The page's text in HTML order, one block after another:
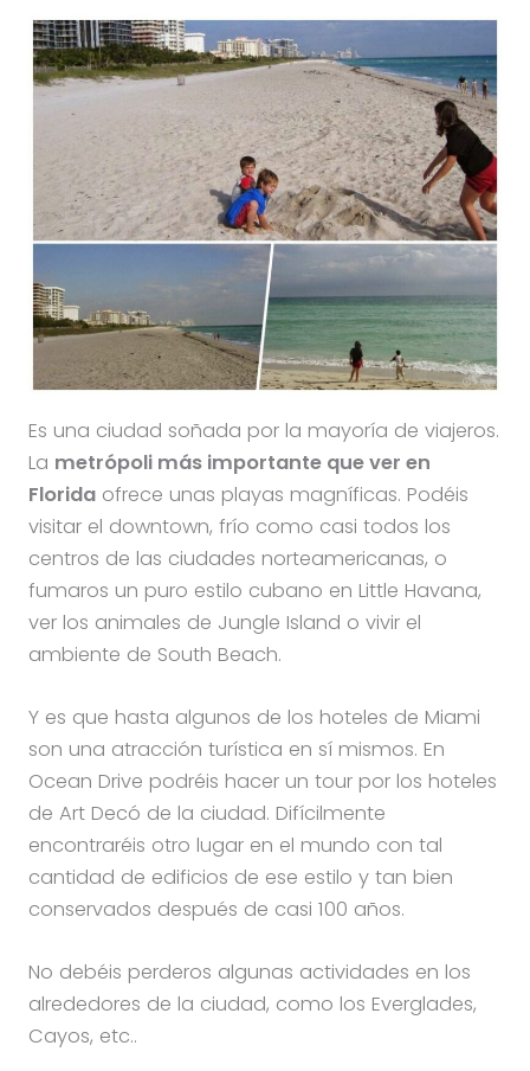
Es una ciudad soñada por la mayoría de viajeros.
La metrópoli más importante que ver en
Floridaofrece unas playas magníficas. Podéis
visitar el downtown, frío como casi todos los
centros de las ciudades norteamericanas, o
fumaros un puro estilo cubano en Little Havana,
ver los animales de Jungle Island o vivir el
ambiente de South Beach.
Y es que hasta algunos de los hoteles de Miami
son una atracción turística en sí mismos. En
Ocean Drive podréis hacer un tour por los hoteles
de Art Decó de la ciudad. Difícilmente
encontraréis otro lugar en el mundo con tal
cantidad de edificios de ese estilo y tan bien
conservados después de casi 100 años.
No debéis perderos algunas actividades en los
alrededores de la ciudad, como los Everglades,
Cayos, etc..